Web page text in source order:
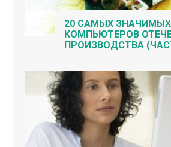
20 САМЫХ ЗНАЧИМЫХ
КОМПЬЮТЕРОВ
ПРОИЗВОДСТВА